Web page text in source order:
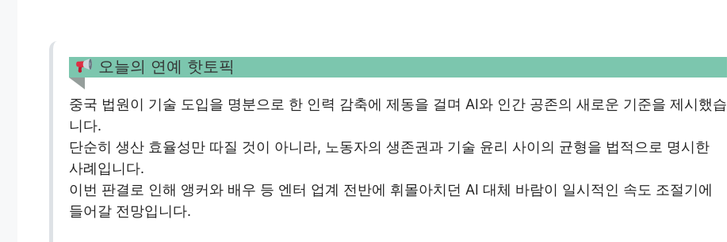
오늘의 연예 핫토픽
중국 법원이 기술 도입을 명분으로 한 인력 감축에 제동을 걸며 AI와 인간 공존의 새로운 기준을 제시했습
니다.
단순히 생산 효율성만 따질 것이 아니라, 노동자의 생존권과 기술 윤리 사이의 균형을 법적으로 명시한
사례입니다.
이번 판결로 인해 앵커와 배우 등 엔터 업계 전반에 휘몰아치던 AI 대체 바람이 일시적인 속도 조절기에
들어갈 전망입니다.